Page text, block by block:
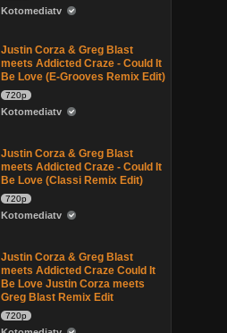
Kotomediatv
Justin Corza & Greg Blast
meets Addicted Craze - Could It
Be Love (E-Grooves Remix Edit)
720p
Kotomediatv
Justin Corza & Greg Blast
meets Addicted Craze - Could It
Be Love (Classi Remix Edit)
720p
Kotomediatv
Justin Corza & Greg Blast
meets Addicted Craze Could It
Be Love Justin Corza meets
Greg Blast Remix Edit
720p